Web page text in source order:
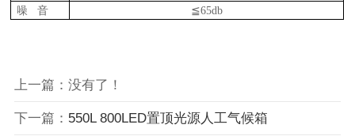
噪 音
≦65db
上一篇：没有了！
下一篇： 550L 800LED置顶光源人工气候箱